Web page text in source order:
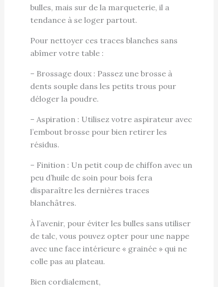
bulles, mais sur de la marqueterie, il a
tendance à se loger partout.
Pour nettoyer ces traces blanches sans
abîmer votre table :
– Brossage doux : Passez une brosse à
dents souple dans les petits trous pour
déloger la poudre.
– Aspiration : Utilisez votre aspirateur avec
l’embout brosse pour bien retirer les
résidus.
– Finition : Un petit coup de chiffon avec un
peu d’huile de soin pour bois fera
disparaître les dernières traces
blanchâtres.
À l’avenir, pour éviter les bulles sans utiliser
de talc, vous pouvez opter pour une nappe
avec une face intérieure « grainée » qui ne
colle pas au plateau.
Bien cordialement,